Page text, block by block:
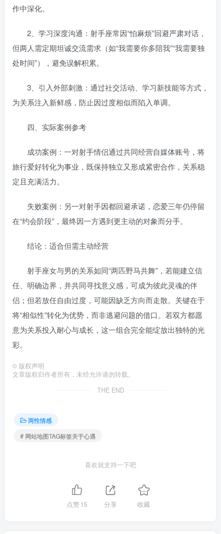
作中深化。
2、学习深度沟通：射手座常因“怕麻烦”回避严肃对话，
但两人需定期坦诚交流需求（如“我需要你多陪我”“我需要独
处时间”），避免误解积累。
3、引入外部刺激：通过社交活动、学习新技能等方式，
为关系注入新鲜感，防止因过度相似而陷入单调。
四、实际案例参考
成功案例：一对射手情侣通过共同经营自媒体账号，将
旅行爱好转化为事业，既保持独立又形成紧密合作，关系稳
定且充满活力。
失败案例：另一对射手因都回避承诺，恋爱三年仍停留
在“约会阶段”，最终因一方遇到更主动的对象而分手。
结论：适合但需主动经营
射手座女与男的关系如同“两匹野马共舞”，若能建立信
任、明确边界，并共同寻找意义感，可成为彼此灵魂的伴
侣；但若放任自由过度，可能因缺乏方向而走散。关键在于
将“相似性”转化为优势，而非逃避问题的借口。若双方都愿
意为关系投入耐心与成长，这一组合完全能绽放出独特的光
彩。
© 版权声明
文章版权归作者所有，未经允许请勿转载。
THE END
两性情感
# 网站地图TAG标签关于心遇
喜欢就支持一下吧
点赞15 分享 收藏